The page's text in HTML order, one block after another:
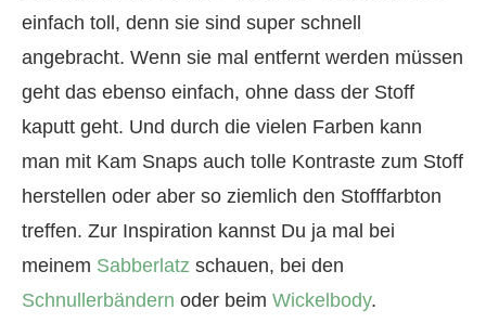
einfach toll, denn sie sind super schnell
angebracht. Wenn sie mal entfernt werden müssen
geht das ebenso einfach, ohne dass der Stoff
kaputt geht. Und durch die vielen Farben kann
man mit Kam Snaps auch tolle Kontraste zum Stoff
herstellen oder aber so ziemlich den Stofffarbton
treffen. Zur Inspiration kannst Du ja mal bei
meinem Sabberlatz schauen, bei den
Schnullerbändern oder beim Wickelbody.